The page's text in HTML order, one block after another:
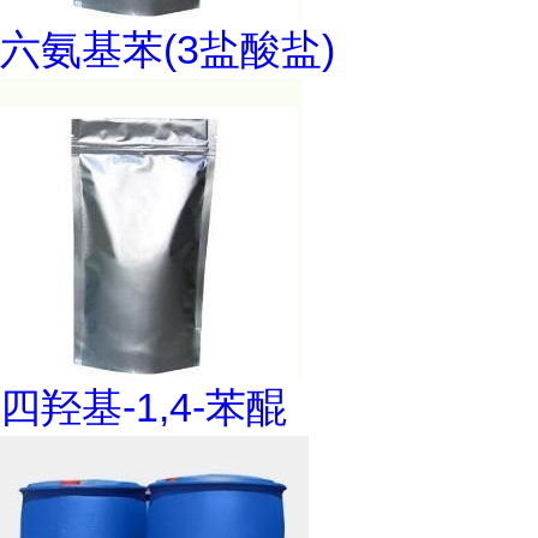
六氨基苯(3盐酸盐)
四羟基-1,4-苯醌